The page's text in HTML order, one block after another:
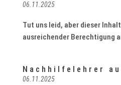
06.11.2025
Tut uns leid, aber dieser
ausreichender Berechtigung
Nachhilfelehrer
06.11.2025